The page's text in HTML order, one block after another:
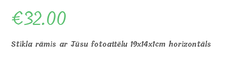
€32.00
Stikla rāmis ar Jūsu fotoattēlu 19x14x1cm horizontāls